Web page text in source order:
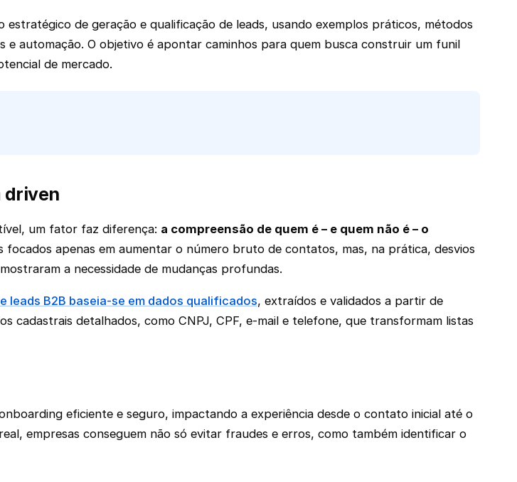
de geração e qualificação de leads, usando exemplos práticos, métodos
e automação. O objetivo é apontar caminhos para quem busca construir um funil
de mercado.
driven
um fator faz diferença: a compreensão de quem é – e quem não é – o
apenas em aumentar o número bruto de contatos, mas, na prática, desvios
a necessidade de mudanças profundas.
leads B2B baseia-se em dados qualificados, extraídos e validados a partir de
cadastrais detalhados, como CNPJ, CPF, e-mail e telefone, que transformam listas
eficiente e seguro, impactando a experiência desde o contato inicial até o
empresas conseguem não só evitar fraudes e erros, como também identificar o